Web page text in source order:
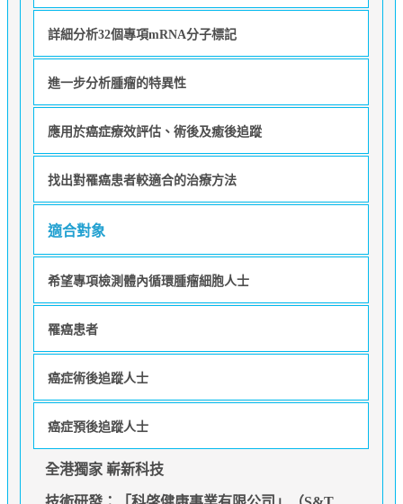
詳細分析32個專項mRNA分子標記
進一步分析腫瘤的特異性
應用於癌症療效評估、術後及癒後追蹤
找出對罹癌患者較適合的治療方法
適合對象
希望專項檢測體內循環腫瘤細胞人士
罹癌患者
癌症術後追蹤人士
癌症預後追蹤人士
全港獨家 嶄新科技